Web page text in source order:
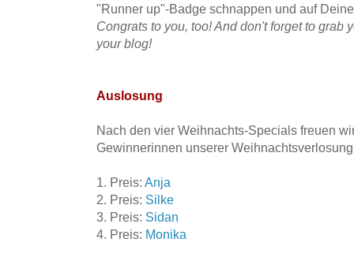
"Runner up"-Badge schnappen und auf
Congrats to you, too! And don't forget to grab
your blog!
Auslosung
Nach den vier Weihnachts-Specials freuen
Gewinnerinnen unserer
1. Preis: Anja
2. Preis: Silke
3. Preis: Sidan
4. Preis: Monika